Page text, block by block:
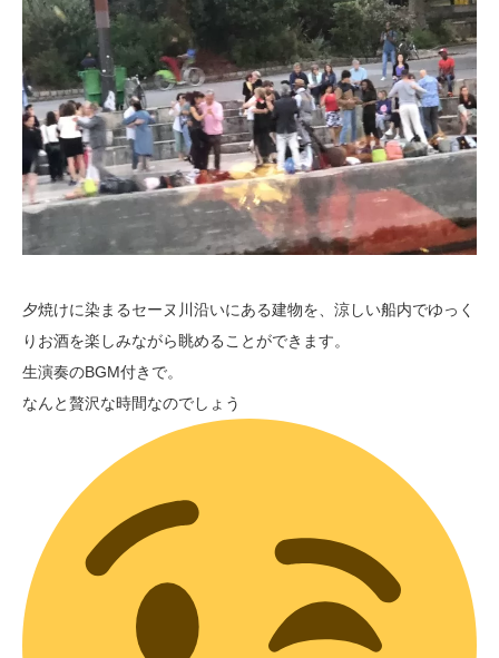
夕焼けに染まるセーヌ川沿いにある建物を、涼しい船内でゆっく
りお酒を楽しみながら眺めることができます。
生演奏のBGM付きで。
なんと贅沢な時間なのでしょう